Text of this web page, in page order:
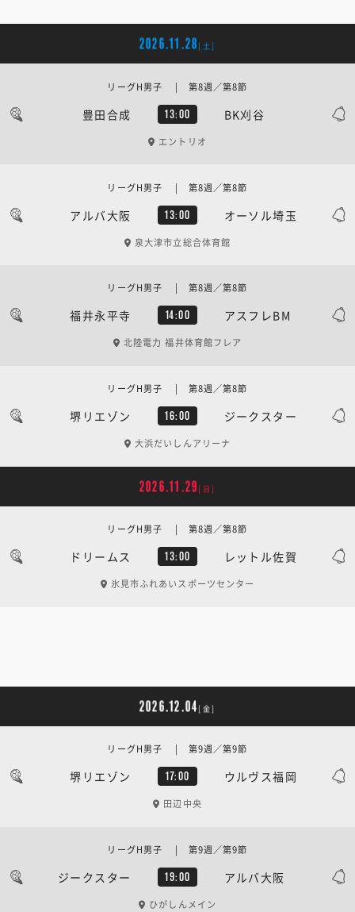
2026.11.28 [土]
豊田合成 13:00 BK刈谷
リーグH男子 | 第8週／第8節
エントリオ
アルバ大阪 13:00 オーソル埼玉
リーグH男子 | 第8週／第8節
泉大津市立総合体育館
福井永平寺 14:00 アスフレBM
リーグH男子 | 第8週／第8節
北陸電力 福井体育館フレア
堺リエゾン 16:00 ジークスター
リーグH男子 | 第8週／第8節
大浜だいしんアリーナ
2026.11.29 [日]
ドリームス 13:00 レットル佐賀
リーグH男子 | 第8週／第8節
氷見市ふれあいスポーツセンター
2026.12.04 [金]
堺リエゾン 17:00 ウルヴス福岡
リーグH男子 | 第9週／第9節
田辺中央
ジークスター 19:00 アルバ大阪
リーグH男子 | 第9週／第9節
ひがしんメイン